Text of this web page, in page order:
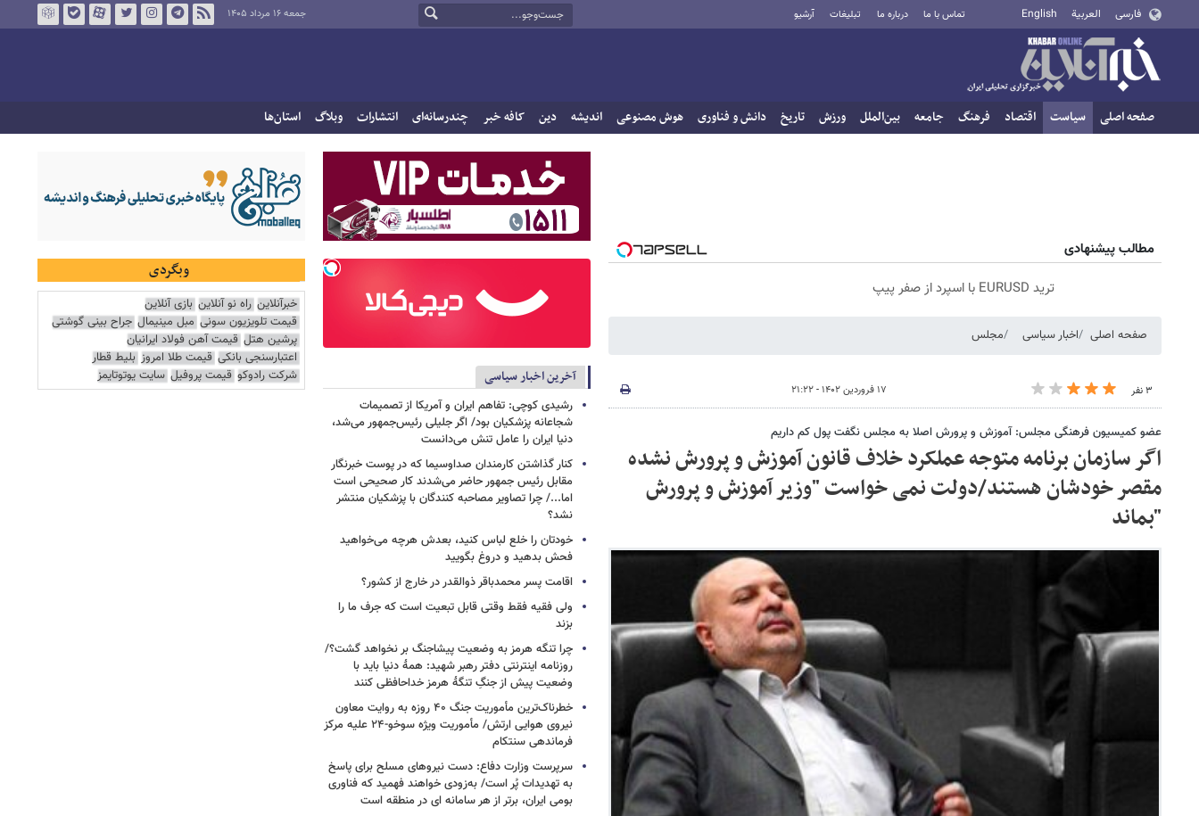
فارسی العربية English تماس با ما درباره ما تبلیغات آرشیو جمعه ۱۶ مرداد ۱۴۰۵
صفحه اصلی سیاست اقتصاد فرهنگ جامعه بین‌الملل ورزش تاریخ دانش و فناوری هوش مصنوعی اندیشه دین کافه خبر چندرسانه‌ای انتشارات وبلاگ استان‌ها
مطالب پیشنهادی
ترید EURUSD با اسپرد از صفر پیپ
صفحه اصلی اخبار سیاسی مجلس
۳ نفر ۱۷ فروردین ۱۴۰۲ - ۲۱:۲۲
عضو کمیسیون فرهنگی مجلس: آموزش و پرورش اصلا به مجلس نگفت پول کم داریم
اگر سازمان برنامه متوجه عملکرد خلاف قانون آموزش و پرورش نشده
مقصر خودشان هستند/دولت نمی خواست "وزیر آموزش و پرورش
"بماند
آخرین اخبار سیاسی
رشیدی کوچی: تفاهم ایران و آمریکا از تصمیمات
شجاعانه پزشکیان بود/ اگر جلیلی رئیس‌جمهور می‌شد،
دنیا ایران را عامل تنش می‌دانست
کنار گذاشتن کارمندان صداوسیما که در پوست خبرنگار
مقابل رئیس جمهور حاضر می‌شدند کار صحیحی است
اما.../ چرا تصاویر مصاحبه کنندگان با پزشکیان منتشر
نشد؟
خودتان را خلع لباس کنید، بعدش هرچه می‌خواهید
فحش بدهید و دروغ بگویید
اقامت پسر محمدباقر ذوالقدر در خارج از کشور؟
ولی فقیه فقط وقتی قابل تبعیت است که جرف ما را
بزند
چرا تنگه هرمز به وضعیت پیشاجنگ بر نخواهد گشت؟/
روزنامه اینترنتی دفتر رهبر شهید: همۀ دنیا باید با
وضعیت پیش از جنگِ تنگۀ هرمز خداحافظی کنند
خطرناک‌ترین مأموریت جنگ ۴۰ روزه به روایت معاون
نیروی هوایی ارتش/ مأموریت ویژه سوخو-۲۴ علیه مرکز
فرماندهی سنتکام
سرپرست وزارت دفاع: دست نیروهای مسلح برای پاسخ
به تهدیدات پُر است/ به‌زودی خواهند فهمید که فناوری
بومی ایران، برتر از هر سامانه ای در منطقه است
وبگردی
خبرآنلاین راه نو آنلاین بازی آنلاین
قیمت تلویزیون سونی مبل مینیمال جراح بینی گوشتی
پرشین هتل قیمت آهن فولاد ایرانیان
اعتبارسنجی بانکی قیمت طلا امروز بلیط قطار
شرکت رادوکو قیمت پروفیل سایت یوتوتایمز